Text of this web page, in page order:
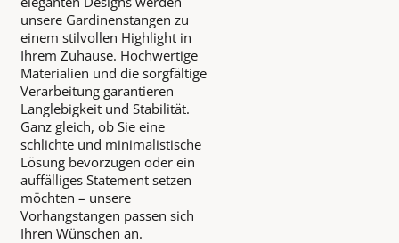
unsere Gardinenstangen zu
einem stilvollen Highlight in
Ihrem Zuhause. Hochwertige
Materialien und die sorgfältige
Verarbeitung garantieren
Langlebigkeit und Stabilität.
Ganz gleich, ob Sie eine
schlichte und minimalistische
Lösung bevorzugen oder ein
auffälliges Statement setzen
möchten – unsere
Vorhangstangen passen sich
Ihren Wünschen an.